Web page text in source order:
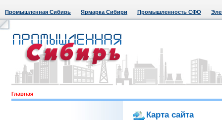
Промышленная Сибирь Ярмарка Сибири Промышленность СФО
Главная
Карта сайта